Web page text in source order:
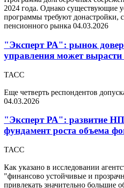
2024 года. Однако существующие
программы требуют донастройки,
пенсионного рынка 04.03.2026
"Эксперт РА": рынок
управления может
ТАСС
Еще четверть респондентов
04.03.2026
"Эксперт РА": развитие
фундамент роста объема
ТАСС
Как указано в исследовании
"финансово устойчивые и
привлекать значительно большие